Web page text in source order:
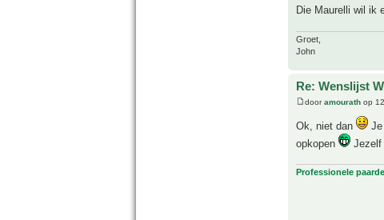
Die Maurelli wil ik
Groet,
John
Re: Wenslijst
dooramourath op
Ok, niet dan
opkopen
Jezelf
Professionele